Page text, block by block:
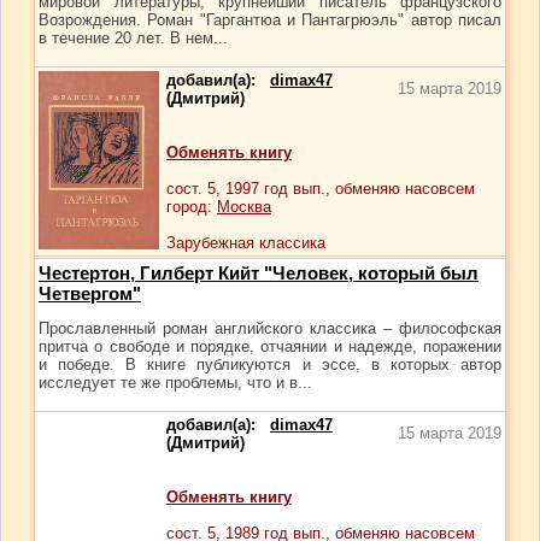
Возрождения. Роман "Гаргантюа и Пантагрюэль" автор писал
в течение 20 лет. В нем...
добавил(а): dimax47
(Дмитрий)
15 марта 2019
Обменять книгу
сост. 5, 1997 год вып., обменяю насовсем
город: Москва
Зарубежная классика
Честертон, Гилберт Кийт "Человек, который был
Четвергом"
Прославленный роман английского классика – философская
притча о свободе и порядке, отчаянии и надежде, поражении
и победе. В книге публикуются и эссе, в которых автор
исследует те же проблемы, что и в...
добавил(а): dimax47
(Дмитрий)
15 марта 2019
Обменять книгу
сост. 5, 1989 год вып., обменяю насовсем